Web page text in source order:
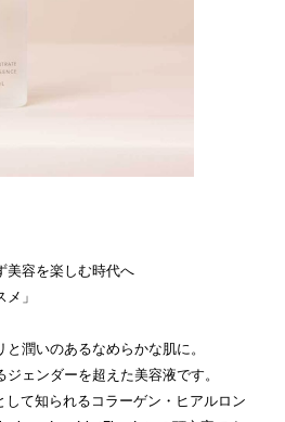
美容を楽しむ時代へ
」
潤いのあるなめらかな肌に。
ェンダーを超えた美容液です。
して知られるコラーゲン・ヒアルロン